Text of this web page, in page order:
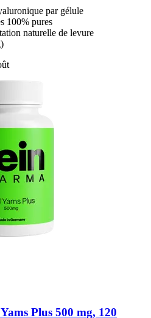
par gélule
100% pures
naturelle de levure
Plus 500 mg, 120